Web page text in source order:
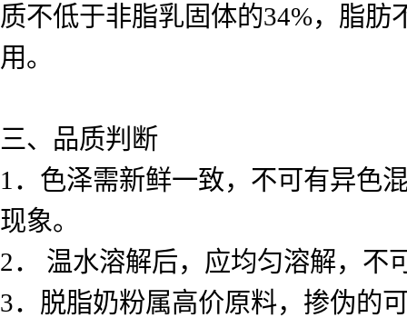
质不低于非脂乳固体的34%，脂
用。
三、品质判断
1．色泽需新鲜一致，不可有异色
现象。
2． 温水溶解后，应均匀溶解，不
3．脱脂奶粉属高价原料，掺伪的